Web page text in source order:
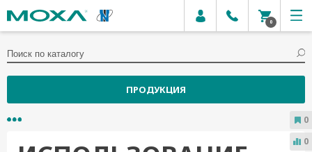
0
ПРОДУКЦИЯ
0
0